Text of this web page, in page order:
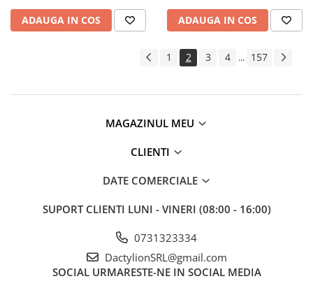
ADAUGA IN COS
vibrant, perfect pentru femeia
pasionala
ADAUGA IN COS
1 2 3 4 ... 157
MAGAZINUL MEU
CLIENTI
DATE COMERCIALE
SUPORT CLIENTI LUNI - VINERI (08:00 - 16:00)
0731323334
DactylionSRL@gmail.com
SOCIAL URMARESTE-NE IN SOCIAL MEDIA